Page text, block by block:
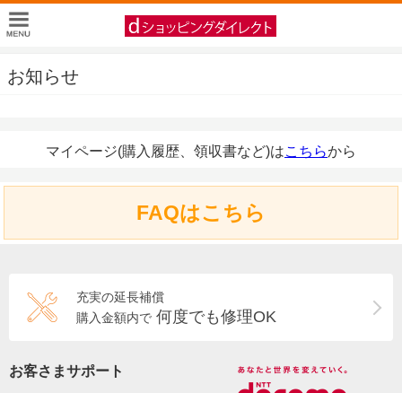
お知らせ
マイページ(購入履歴、領収書など)はこちらから
FAQはこちら
充実の延長補償
購入金額内で 何度でも修理OK
お客さまサポート